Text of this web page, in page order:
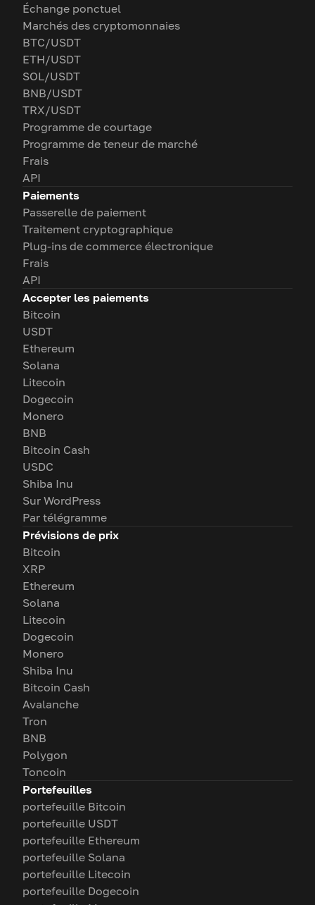
Échange ponctuel
Marchés des cryptomonnaies
BTC/USDT
ETH/USDT
SOL/USDT
BNB/USDT
TRX/USDT
Programme de courtage
Programme de teneur de marché
Frais
API
Paiements
Passerelle de paiement
Traitement cryptographique
Plug-ins de commerce électronique
Frais
API
Accepter les paiements
Bitcoin
USDT
Ethereum
Solana
Litecoin
Dogecoin
Monero
BNB
Bitcoin Cash
USDC
Shiba Inu
Sur WordPress
Par télégramme
Prévisions de prix
Bitcoin
XRP
Ethereum
Solana
Litecoin
Dogecoin
Monero
Shiba Inu
Bitcoin Cash
Avalanche
Tron
BNB
Polygon
Toncoin
Portefeuilles
portefeuille Bitcoin
portefeuille USDT
portefeuille Ethereum
portefeuille Solana
portefeuille Litecoin
portefeuille Dogecoin